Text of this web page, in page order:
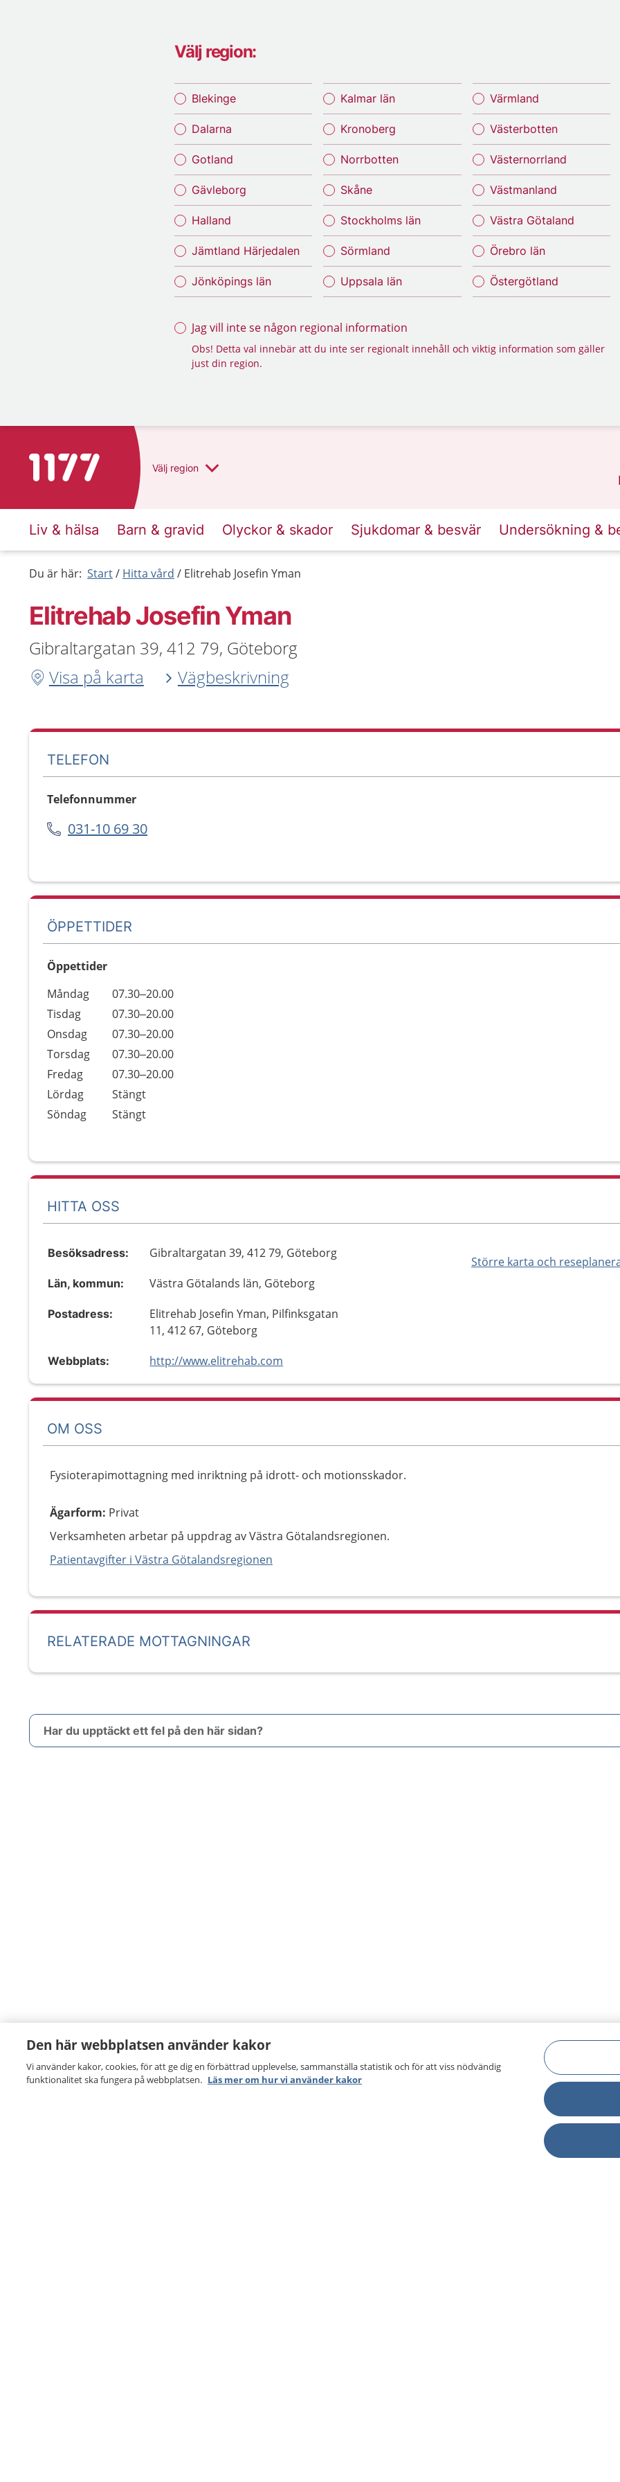
Välj region:
Blekinge
Dalarna
Gotland
Gävleborg
Halland
Jämtland Härjedalen
Jönköpings län
Kalmar län
Kronoberg
Norrbotten
Skåne
Stockholms län
Sörmland
Uppsala län
Värmland
Västerbotten
Västernorrland
Västmanland
Västra Götaland
Örebro län
Östergötland
Jag vill inte se någon regional information
Obs! Detta val innebär att du inte ser regionalt innehåll och viktig information som gäller
just din region.
Till startsidan för 1177 Välj region
Liv & hälsa Barn & gravid Olyckor & skador Sjukdomar & besvär Undersökning &
Du är här: Start Hitta vård Elitrehab Josefin Yman
Elitrehab Josefin Yman
Gibraltargatan 39, 412 79, Göteborg
Visa på karta
Vägbeskrivning
TELEFON
Telefonnummer
031-10 69 30
ÖPPETTIDER
Öppettider
Dag
Öppettider
Kommentarer
Måndag
07.30–20.00
Tisdag
07.30–20.00
Onsdag
07.30–20.00
Torsdag
07.30–20.00
Fredag
07.30–20.00
Lördag
Stängt
Söndag
Stängt
HITTA OSS
Större karta och
Besöksadress: Gibraltargatan 39, 412 79, Göteborg
Län, kommun: Västra Götalands län, Göteborg
Postadress:
Elitrehab Josefin Yman, Pilfinksgatan
11, 412 67, Göteborg
Webbplats: http://www.elitrehab.com
OM OSS
Fysioterapimottagning med inriktning på idrott- och motionsskador.
Ägarform: Privat
Verksamheten arbetar på uppdrag av Västra Götalandsregionen.
Patientavgifter i Västra Götalandsregionen
RELATERADE MOTTAGNINGAR
Har du upptäckt ett fel på den här sidan?
Den här webbplatsen använder kakor
Vi använder kakor, cookies, för att ge dig en förbättrad upplevelse, sammanställa statistik och för att viss nödvändig
funktionalitet ska fungera på webbplatsen. Läs mer om hur vi använder kakor